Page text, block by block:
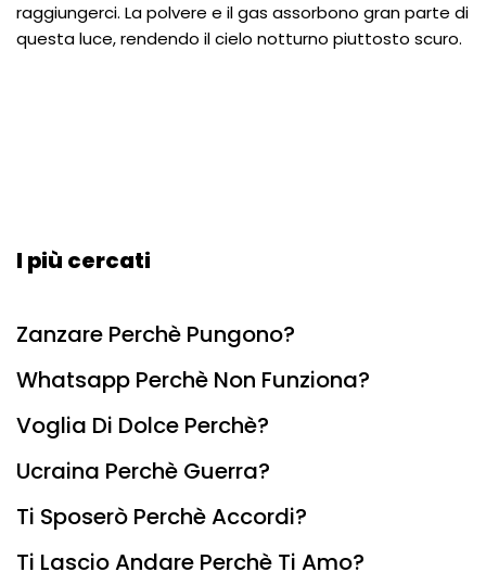
raggiungerci. La polvere e il gas assorbono gran parte di
questa luce, rendendo il cielo notturno piuttosto scuro.
I più cercati
Zanzare Perchè Pungono?
Whatsapp Perchè Non Funziona?
Voglia Di Dolce Perchè?
Ucraina Perchè Guerra?
Ti Sposerò Perchè Accordi?
Ti Lascio Andare Perchè Ti Amo?